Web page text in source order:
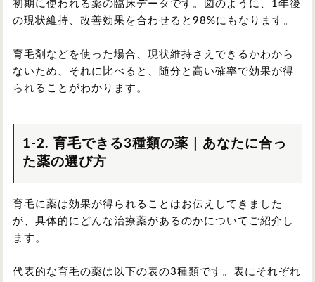
初期に使われる薬の臨床データです。図のように、1年後
の現状維持、改善効果を合わせると98%にもなります。
育毛剤などを使った場合、現状維持さえできるかわから
ないため、それに比べると、随分と高い確率で効果が得
られることがわかります。
1-2. 育毛できる3種類の薬｜あなたに合っ
た薬の選び方
育毛に薬は効果が得られることはお伝えしてきました
が、具体的にどんな治療薬があるのかについてご紹介し
ます。
代表的な育毛の薬は以下の表の3種類です。表にそれぞれ